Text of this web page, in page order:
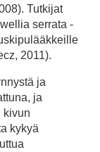
Tutkijat
serrata -
2011).
ja
ja
kivun
kykyä